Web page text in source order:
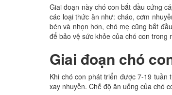
Giai đoạn này chó con bắt đầu cứng
các loại thức ăn như: cháo, cơm
bén và nhọn hơn, chó mẹ cũng bắt
để bảo vệ sức khỏe của chó con trong
Giai đoạn chó
Khi chó con phát triển được 7-19
xay nhuyễn. Chế độ ăn uống của chó